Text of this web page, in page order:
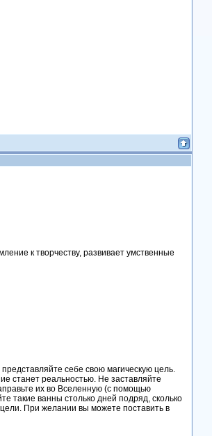
к творчеству, развивает умственные
себе свою магическую цель.
станет реальностью. Не заставляйте
их во Вселенную (с помощью
такие ванны столько дней подряд, сколько
При желании вы можете поставить в